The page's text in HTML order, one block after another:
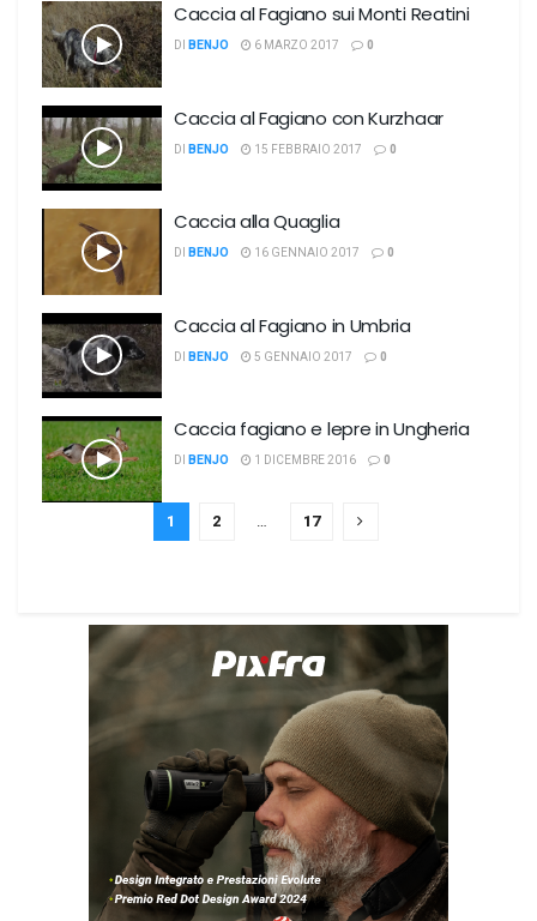
Caccia al Fagiano sui Monti Reatini
DI BENJO 6 MARZO 2017 0
Caccia al Fagiano con Kurzhaar
DI BENJO 15 FEBBRAIO 2017 0
Caccia alla Quaglia
DI BENJO 16 GENNAIO 2017 0
Caccia al Fagiano in Umbria
DI BENJO 5 GENNAIO 2017 0
Caccia fagiano e lepre in Ungheria
DI BENJO 1 DICEMBRE 2016 0
1 2 … 17